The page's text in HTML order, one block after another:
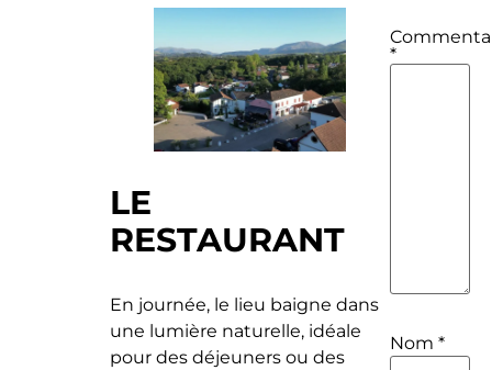
LE
RESTAURANT
En journée, le lieu baigne dans
une lumière naturelle, idéale
pour des déjeuners ou des
*
Nom*